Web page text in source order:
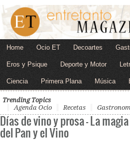
Home Ocio ET Decoartes
Eros y Psique Deporte y Motor
Ciencia Primera Plana Música
Trending Topics
Agenda Ocio
Recetas
Días de vino y prosa – La magia
del Pan y el Vino